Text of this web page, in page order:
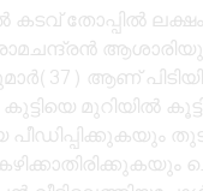
തോപ്പിൽ
ആണ്
മുറിയിൽ
പീഡിപ്പിക്കുകയും